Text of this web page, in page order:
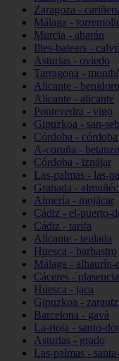
Zaragoza -
Málaga -
Murcia - abarán
Illes-balears -
Asturias - oviedo
Tarragona -
Alicante -
Alicante - alicante
Pontevedra - vigo
Gipuzkoa - san-
Córdoba - córdoba
A-coruña -
Córdoba - iznájar
Las-palmas - las-
Granada -
Almería - mojácar
Cádiz - el-puerto-
Cádiz - tarifa
Alicante - teulada
Huesca - barbastro
Málaga - alhaurín-
Cáceres - plasencia
Huesca - jaca
Gipuzkoa - zarautz
Barcelona - gavà
La-rioja - santo-
Asturias - grado
Las-palmas -